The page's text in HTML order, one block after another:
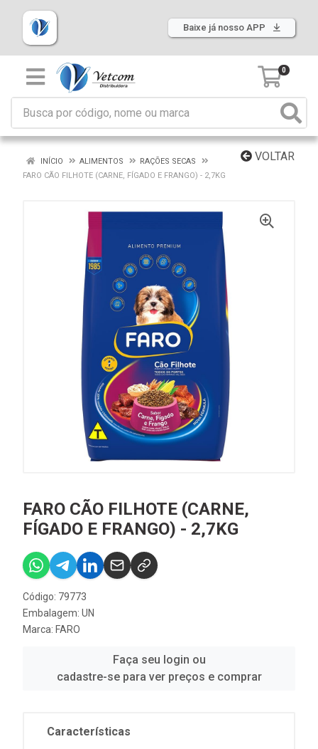
Baixe já nosso APP
0
VOLTAR
INÍCIO ALIMENTOS
RAÇÕES SECAS
FARO CÃO FILHOTE (CARNE, FÍGADO E FRANGO) - 2,7KG
FARO CÃO FILHOTE (CARNE,
FÍGADO E FRANGO) - 2,7KG
Código: 79773
Embalagem: UN
Marca: FARO
Faça seu login ou
cadastre-se para ver preços e comprar
Características